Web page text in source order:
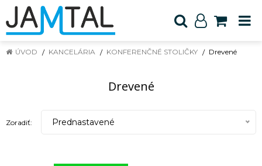
ÚVOD KANCELÁRIA KONFERENČNÉ STOLIČKY Drevené
Drevené
Zoradiť: Prednastavené